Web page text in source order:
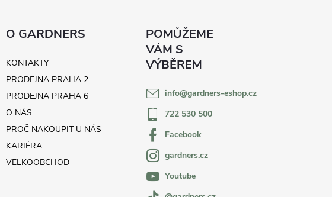
O GARDNERS
KONTAKTY
PRODEJNA PRAHA 2
PRODEJNA PRAHA 6
O NÁS
PROČ NAKOUPIT U NÁS
KARIÉRA
VELKOOBCHOD
info@gardners-eshop.cz
722 530 500
Facebook
gardners.cz
Youtube